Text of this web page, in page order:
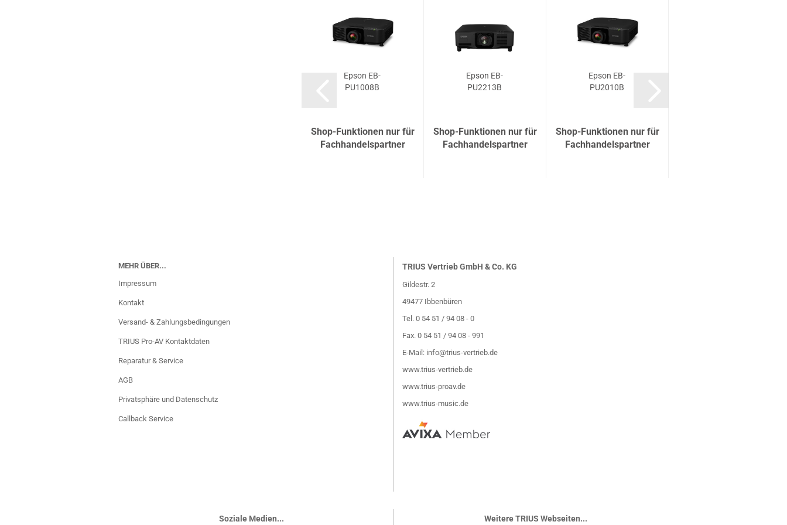
Epson EB-
PU1008B
Shop-Funktionen nur für
Fachhandelspartner
Epson EB-
PU2213B
Shop-Funktionen nur für
Fachhandelspartner
Epson EB-
PU2010B
Shop-Funktionen nur für
Fachhandelspartner
MEHR ÜBER...
Impressum
Kontakt
Versand- & Zahlungsbedingungen
TRIUS Pro-AV Kontaktdaten
Reparatur & Service
AGB
Privatsphäre und Datenschutz
Callback Service
TRIUS Vertrieb GmbH & Co. KG
Gildestr. 2
49477 Ibbenbüren
Tel. 0 54 51 / 94 08 - 0
Fax. 0 54 51 / 94 08 - 991
E-Mail: info@trius-vertrieb.de
www.trius-vertrieb.de
www.trius-proav.de
www.trius-music.de
Soziale Medien... Weitere TRIUS Webseiten...